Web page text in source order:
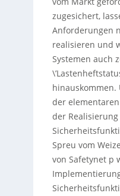
zugesichert,
Anforderungen
realisieren und
Systemen auch
hinauskommen.
der
der
Spreu vom
von Safetynet p